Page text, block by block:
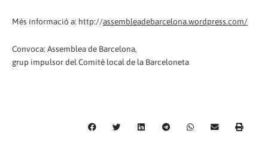
Més informació a: http://assembleadebarcelona.wordpress.com/
Convoca: Assemblea de Barcelona,
grup impulsor del Comitè local de la Barceloneta